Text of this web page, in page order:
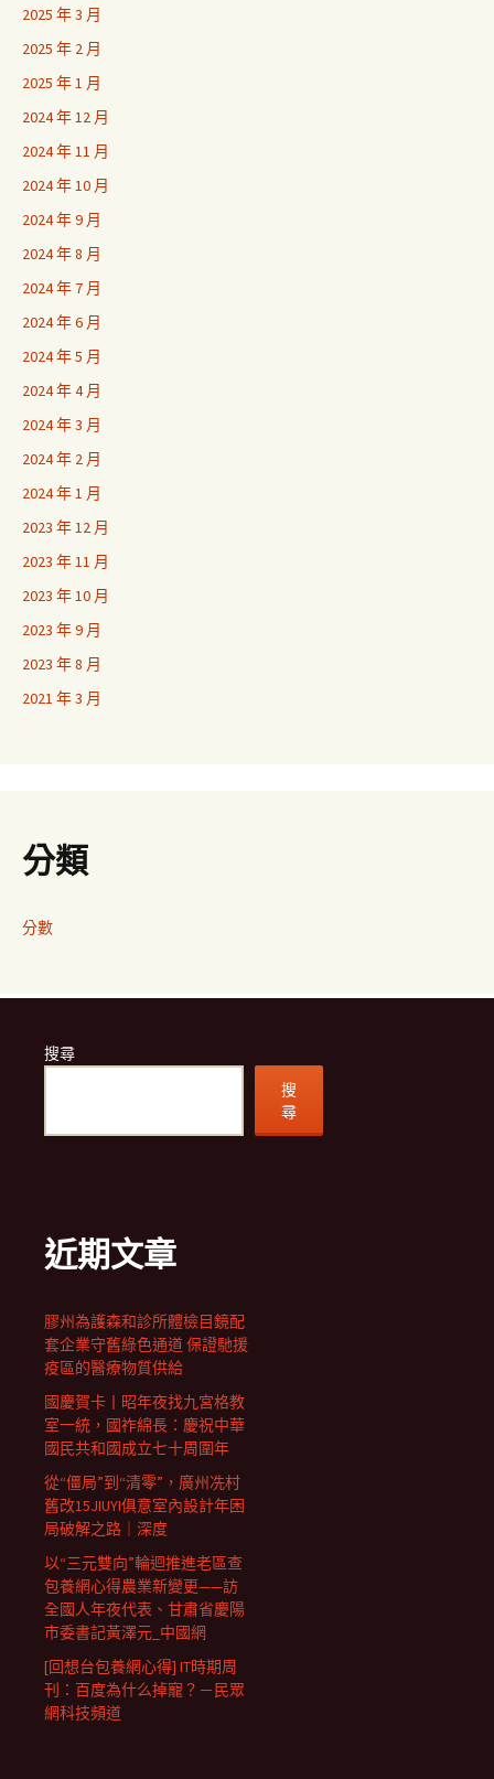
2025 年 3 月
2025 年 2 月
2025 年 1 月
2024 年 12 月
2024 年 11 月
2024 年 10 月
2024 年 9 月
2024 年 8 月
2024 年 7 月
2024 年 6 月
2024 年 5 月
2024 年 4 月
2024 年 3 月
2024 年 2 月
2024 年 1 月
2023 年 12 月
2023 年 11 月
2023 年 10 月
2023 年 9 月
2023 年 8 月
2021 年 3 月
分類
分數
搜尋
搜
尋
近期文章
膠州為護森和診所體檢目鏡配
套企業守舊綠色通道 保證馳援
疫區的醫療物質供給
國慶賀卡丨昭年夜找九宮格教
室一統，國祚綿長：慶祝中華
國民共和國成立七十周圍年
從“僵局”到“清零”，廣州冼村
舊改15JIUYI俱意室內設計年困
局破解之路｜深度
以“三元雙向”輪迴推進老區查
包養網心得農業新變更——訪
全國人年夜代表、甘肅省慶陽
市委書記黃澤元_中國網
[回想台包養網心得] IT時期周
刊：百度為什么掉寵？－民眾
網科技頻道